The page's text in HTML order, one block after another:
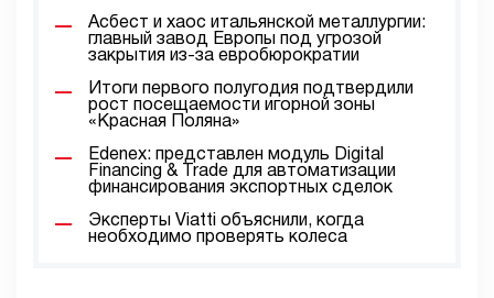
Асбест и хаос итальянской металлургии:
главный завод Европы под угрозой
закрытия из-за евробюрократии
Итоги первого полугодия подтвердили
рост посещаемости игорной зоны
«Красная Поляна»
Edenex: представлен модуль Digital
Financing & Trade для автоматизации
финансирования экспортных сделок
Эксперты Viatti объяснили, когда
необходимо проверять колеса